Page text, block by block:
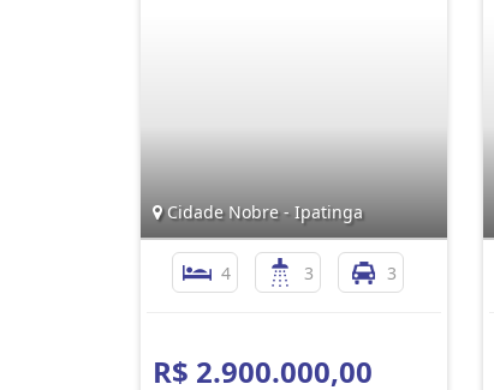
Cidade Nobre - Ipatinga
4 3 3
R$ 2.900.000,00